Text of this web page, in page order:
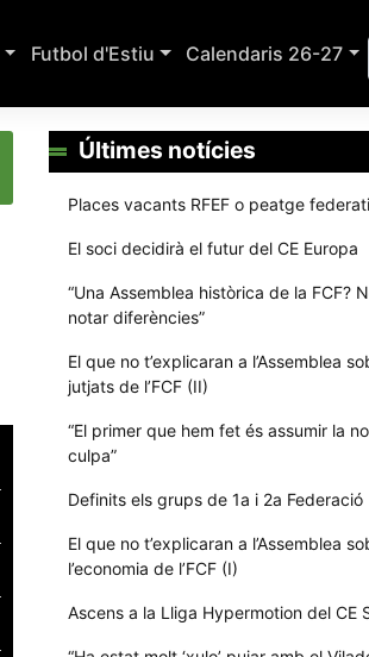
Futbol d'Estiu Calendaris 26-27
Últimes notícies
Places vacants RFEF o peatge
El soci decidirà el futur del CE Europa
“Una Assemblea històrica de la FCF?
notar diferències”
El que no t’explicaran a l’Assemblea
jutjats de l’FCF (II)
“El primer que hem fet és assumir la
culpa”
Definits els grups de 1a i 2a Federació
El que no t’explicaran a l’Assemblea
l’economia de l’FCF (I)
Ascens a la Lliga Hypermotion del CE